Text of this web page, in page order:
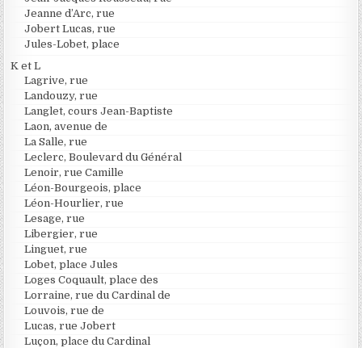
Jeanne d’Arc, rue
Jobert Lucas, rue
Jules-Lobet, place
K et L
Lagrive, rue
Landouzy, rue
Langlet, cours Jean-Baptiste
Laon, avenue de
La Salle, rue
Leclerc, Boulevard du Général
Lenoir, rue Camille
Léon-Bourgeois, place
Léon-Hourlier, rue
Lesage, rue
Libergier, rue
Linguet, rue
Lobet, place Jules
Loges Coquault, place des
Lorraine, rue du Cardinal de
Louvois, rue de
Lucas, rue Jobert
Luçon, place du Cardinal